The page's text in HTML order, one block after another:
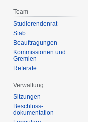
Team
Studierendenrat
Stab
Beauftragungen
Kommissionen und
Gremien
Referate
Verwaltung
Sitzungen
Beschluss-
dokumentation